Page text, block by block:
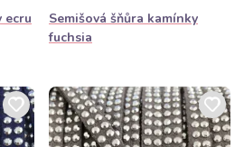
ecru
Semišová šňůra kamínky
fuchsia